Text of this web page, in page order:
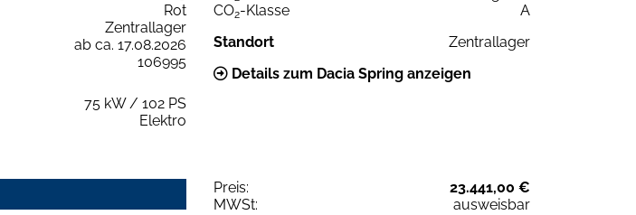
Rot
Zentrallager
ab ca. 17.08.2026
106995
75 kW / 102 PS
Elektro
CO2-Klasse
A
Standort
Zentrallager
Details zum Dacia Spring anzeigen
Preis:
23.441,00 €
MWSt:
ausweisbar